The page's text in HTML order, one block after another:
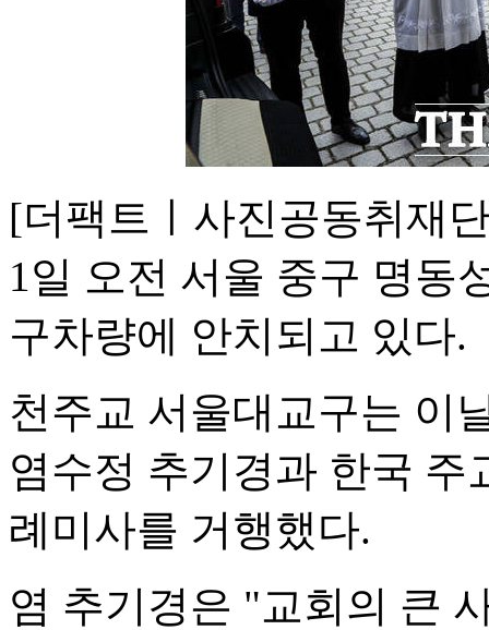
[더팩트ㅣ사진공동취재
1일 오전 서울 중구 명동
구차량에 안치되고 있다.
천주교 서울대교구는 이
염수정 추기경과 한국 주
례미사를 거행했다.
염 추기경은 "교회의 큰